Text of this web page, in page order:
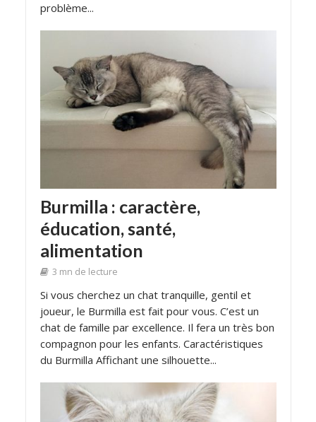
problème...
Burmilla : caractère,
éducation, santé,
alimentation
3 mn de lecture
Si vous cherchez un chat tranquille, gentil et
joueur, le Burmilla est fait pour vous. C’est un
chat de famille par excellence. Il fera un très bon
compagnon pour les enfants. Caractéristiques
du Burmilla Affichant une silhouette...